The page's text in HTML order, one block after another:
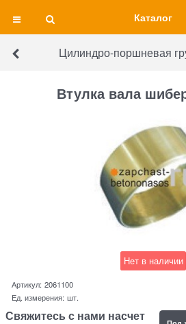
Каталог
Цилиндро-поршневая
Втулка вала
Нет в наличии
Артикул: 2061100
Ед. измерения: шт.
Свяжитесь с нами насчет